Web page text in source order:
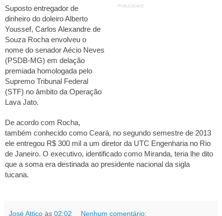
PUBLICIDADE
Suposto entregador de
dinheiro do doleiro Alberto
Youssef, Carlos Alexandre de
Souza Rocha envolveu o
nome do senador Aécio Neves
(PSDB-MG) em delação
premiada homologada pelo
Supremo Tribunal Federal
(STF) no âmbito da Operação
Lava Jato.
De acordo com Rocha,
também conhecido como Ceará, no segundo semestre de 2013
ele entregou R$ 300 mil a um diretor da UTC Engenharia no Rio
de Janeiro. O executivo, identificado como Miranda, teria lhe dito
que a soma era destinada ao presidente nacional da sigla
tucana.
José Attico às 02:02 Nenhum comentário: